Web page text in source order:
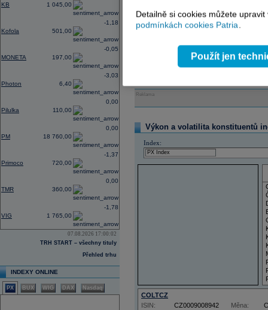
KB 1 045,00
Kofola 501,00
-1,18
MONETA 197,00
-0,05
Photon 6,40
-3,03
Pilulka 110,00
0,00
PM 18 760,00
0,00
Primoco 720,00
-1,37
TMR 360,00
0,00
VIG 1 765,00
-1,78
07.08.2026 17:00:02
TRH START – všechny tituly
Přehled trhu
INDEXY ONLINE
PX BUX WIG DAX Nasdaq
Reklama
Výkon a volatilita konstituentů
Index:
COLTCZ
ISIN: CZ0009008942 Měna:
Detailně si cookies můžete
podmínkách cookies Patria.
Použít jen